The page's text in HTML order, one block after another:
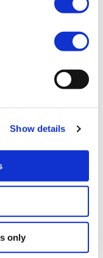
Show details
only
acquistare il